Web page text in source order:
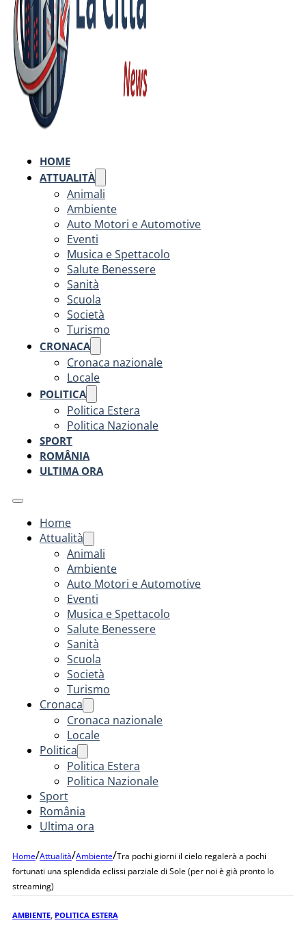
HOME
ATTUALITÀ
Animali
Ambiente
Auto Motori e Automotive
Eventi
Musica e Spettacolo
Salute Benessere
Sanità
Scuola
Società
Turismo
CRONACA
Cronaca nazionale
Locale
POLITICA
Politica Estera
Politica Nazionale
SPORT
ROMÂNIA
ULTIMA ORA
Home
Attualità
Animali
Ambiente
Auto Motori e Automotive
Eventi
Musica e Spettacolo
Salute Benessere
Sanità
Scuola
Società
Turismo
Cronaca
Cronaca nazionale
Locale
Politica
Politica Estera
Politica Nazionale
Sport
România
Ultima ora
Home/Attualità/Ambiente/Tra pochi giorni il cielo regalerà a pochi
fortunati una splendida eclissi parziale di Sole (per noi è già pronto lo
streaming)
AMBIENTE POLITICA ESTERA